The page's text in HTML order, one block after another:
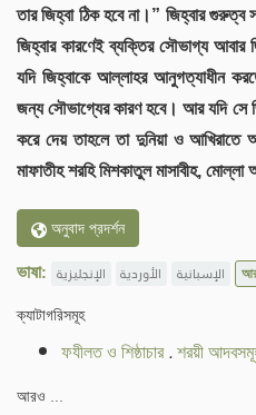
তার জিহ্বা ঠিক হবে না।” জিহ্বার
জিহ্বার কারণেই ব্যক্তির সৌভাগ্য আবার
যদি জিহ্বাকে আল্লাহর আনুগত্যাধীন
জন্য সৌভাগ্যের কারণ হবে। আর যদি সে
করে দেয় তাহলে তা দুনিয়া ও
মাফাতীহ শরহি মিশকাতুল মাসাবীহ,
অনুবাদ প্রদর্শন
ভাষা: الإنجليزية الأوردية الإسبانية
ক্যাটাগরিসমূহ
ফযীলত ও শিষ্ঠাচার.শরয়ী
আরও ...